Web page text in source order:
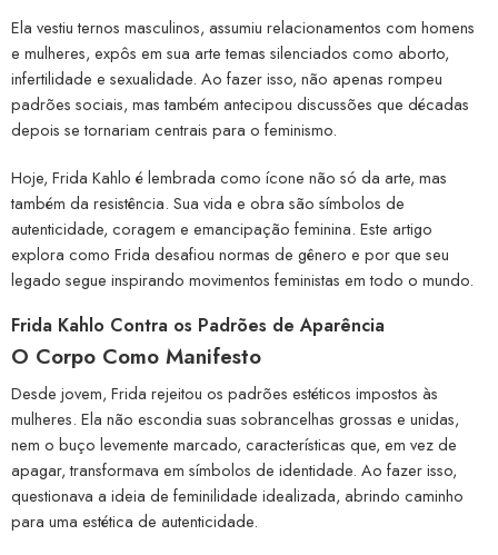
Ela vestiu ternos masculinos, assumiu relacionamentos com homens
e mulheres, expôs em sua arte temas silenciados como aborto,
infertilidade e sexualidade. Ao fazer isso, não apenas rompeu
padrões sociais, mas também antecipou discussões que décadas
depois se tornariam centrais para o feminismo.
Hoje, Frida Kahlo é lembrada como ícone não só da arte, mas
também da resistência. Sua vida e obra são símbolos de
autenticidade, coragem e emancipação feminina. Este artigo
explora como Frida desafiou normas de gênero e por que seu
legado segue inspirando movimentos feministas em todo o mundo.
Frida Kahlo Contra os Padrões de Aparência
O Corpo Como Manifesto
Desde jovem, Frida rejeitou os padrões estéticos impostos às
mulheres. Ela não escondia suas sobrancelhas grossas e unidas,
nem o buço levemente marcado, características que, em vez de
apagar, transformava em símbolos de identidade. Ao fazer isso,
questionava a ideia de feminilidade idealizada, abrindo caminho
para uma estética de autenticidade.